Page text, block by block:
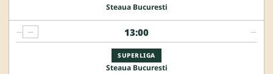
Steaua Bucuresti
13:00
SUPERLIGA
Steaua Bucuresti
— — —